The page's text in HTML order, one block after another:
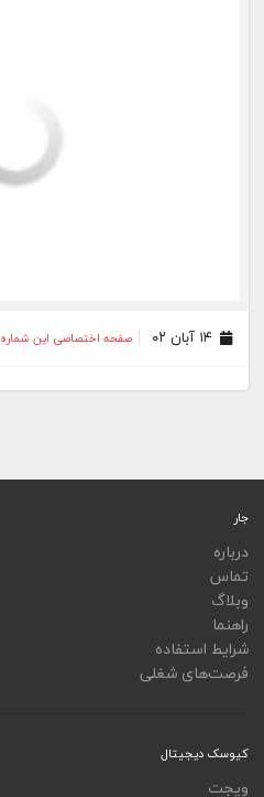
۱۴ آبان ۰۲ صفحه اختصاصی این شماره
جار
درباره
تماس
وبلاگ
راهنما
شرایط استفاده
فرصت‌های شغلی
کیوسک دیجیتال
ویجت